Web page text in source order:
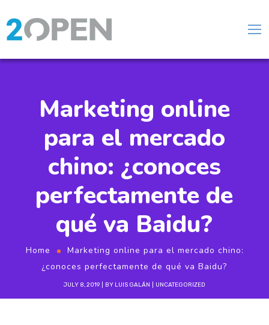
Marketing online
para el mercado
chino: ¿conoces
perfectamente de
qué va Baidu?
Home
Marketing online para el mercado chino:
¿conoces perfectamente de qué va Baidu?
JULY 8, 2019 BY LUIS GALÁN UNCATEGORIZED